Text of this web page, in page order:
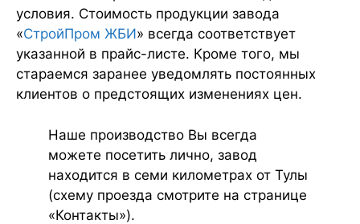
условия. Стоимость продукции завода
«СтройПром ЖБИ» всегда соответствует
указанной в прайс-листе. Кроме того, мы
стараемся заранее уведомлять постоянных
клиентов о предстоящих изменениях цен.
Наше производство Вы всегда
можете посетить лично, завод
находится в семи километрах от Тулы
(схему проезда смотрите на странице
«Контакты»).